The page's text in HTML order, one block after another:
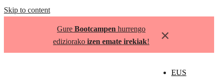
Skip to content
Gure Bootcampen hurrengo
ediziorako izen emate irekiak! ×
EUS